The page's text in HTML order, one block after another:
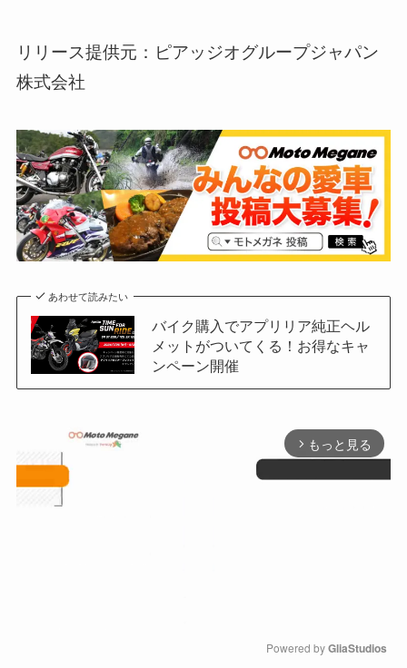
リリース提供元：ピアッジオグループジャパン
株式会社
あわせて読みたい
バイク購入でアプリリア純正ヘル
メットがついてくる！お得なキャ
ンペーン開催
arrow_forward_ios もっと見る
Powered by GliaStudios